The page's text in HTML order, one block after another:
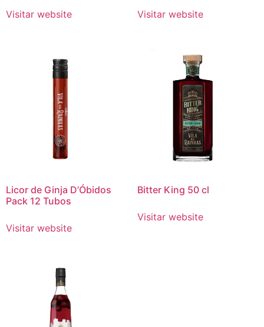
Visitar website Visitar website
Licor de Ginja D’Óbidos
Pack 12 Tubos
Visitar website
Bitter King 50 cl
Visitar website